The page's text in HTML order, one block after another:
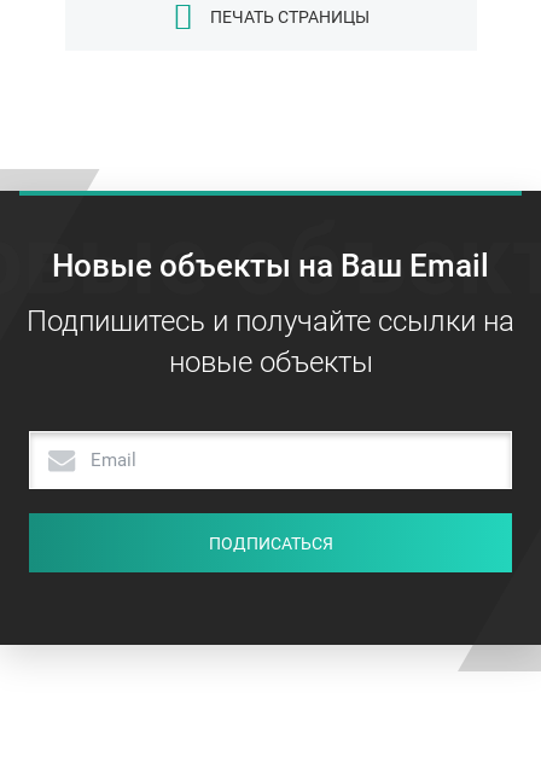
ПЕЧАТЬ СТРАНИЦЫ
Новые объекты на Ваш Email
Подпишитесь и получайте ссылки на
новые объекты
ПОДПИСАТЬСЯ